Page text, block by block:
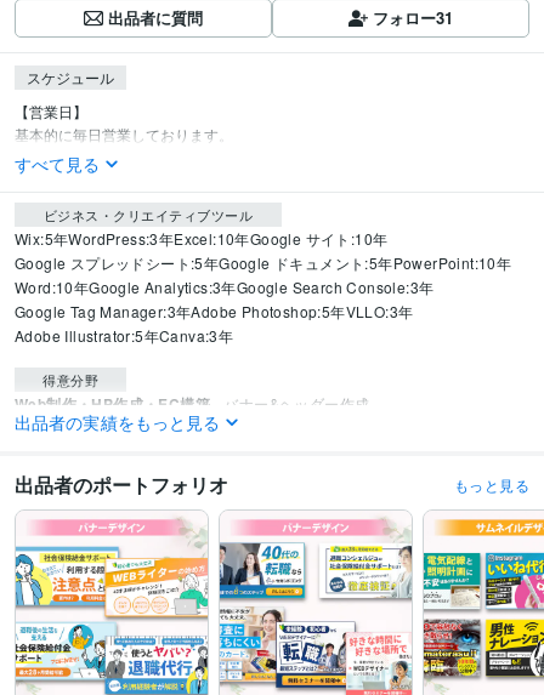
出品者に質問 フォロー31
スケジュール
【営業日】
基本的に毎日営業しております。
すべて見る
ビジネス・クリエイティブツール
Wix:5年WordPress:3年Excel:10年Google サイト:10年
Google スプレッドシート:5年Google ドキュメント:5年PowerPoint:10年
Word:10年Google Analytics:3年Google Search Console:3年
Google Tag Manager:3年Adobe Photoshop:5年VLLO:3年
Adobe Illustrator:5年Canva:3年
得意分野
Web制作・HP作成・EC構築 バナー&ヘッダー作成
ビジネス 広告 Web バナー
出品者の実績をもっと見る
出品者のポートフォリオ もっと見る